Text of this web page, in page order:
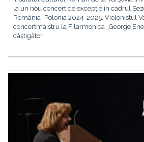
la un nou concert de excepție în cadrul
România–Polonia 2024-2025. Violonistul
concertmaistru la Filarmonica „George
câștigător